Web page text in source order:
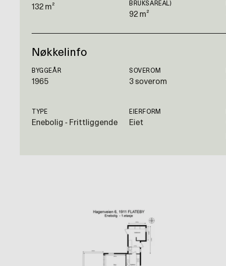
132 m²
BRUKSAREAL)
92 m²
Nøkkelinfo
BYGGEÅR
1965
SOVEROM
3 soverom
TYPE
Enebolig - Frittliggende
EIERFORM
Eiet